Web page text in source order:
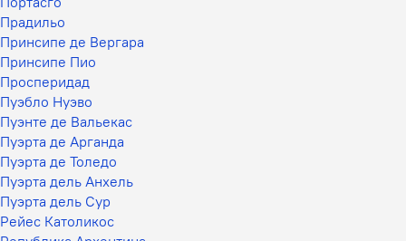
Прадильо
Принсипе де Вергара
Принсипе Пио
Просперидад
Пуэбло Нуэво
Пуэнте де Вальекас
Пуэрта де Арганда
Пуэрта де Толедо
Пуэрта дель Анхель
Пуэрта дель Сур
Рейес Католикос